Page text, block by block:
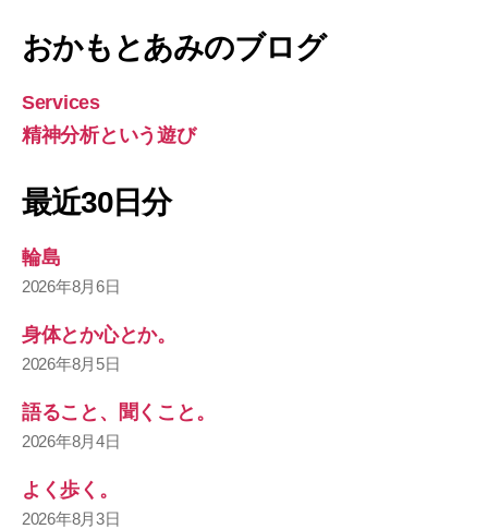
おかもとあみのブログ
Services
精神分析という遊び
最近30日分
輪島
2026年8月6日
身体とか心とか。
2026年8月5日
語ること、聞くこと。
2026年8月4日
よく歩く。
2026年8月3日